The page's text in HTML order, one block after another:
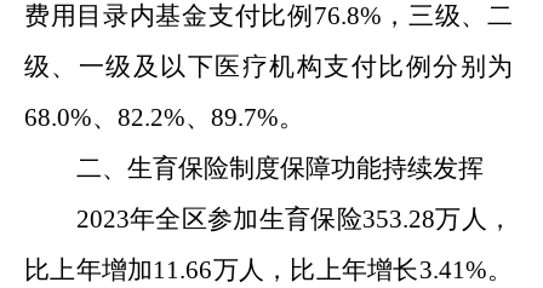
费用目录内基金支付比例 76.8%，三级、二
级、一级及以下医疗机构支付比例分别为
68.0%、 82.2%、 89.7%。
二、生育保险制度保障功能持续发挥
2023年全区参加生育保险353.28万人，
比上年增加11.66万人，比上年增长3.41%。